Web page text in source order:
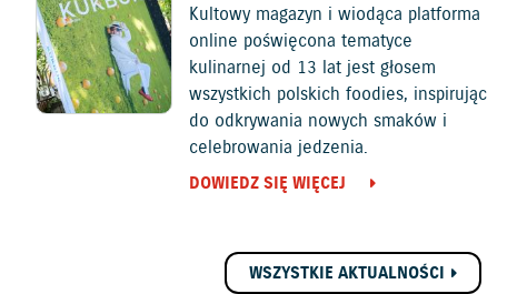
Kultowy magazyn i wiodąca platforma
online poświęcona tematyce
kulinarnej od 13 lat jest głosem
wszystkich polskich foodies, inspirując
do odkrywania nowych smaków i
celebrowania jedzenia.
DOWIEDZ SIĘ WIĘCEJ
WSZYSTKIE AKTUALNOŚCI